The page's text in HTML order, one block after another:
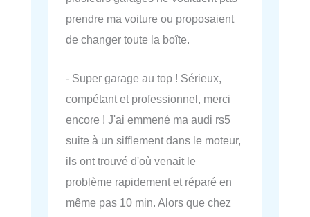
prendre ma voiture ou proposaient
de changer toute la boîte.
- Super garage au top ! Sérieux,
compétant et professionnel, merci
encore ! J'ai emmené ma audi rs5
suite à un sifflement dans le moteur,
ils ont trouvé d'où venait le
problème rapidement et réparé en
même pas 10 min. Alors que chez